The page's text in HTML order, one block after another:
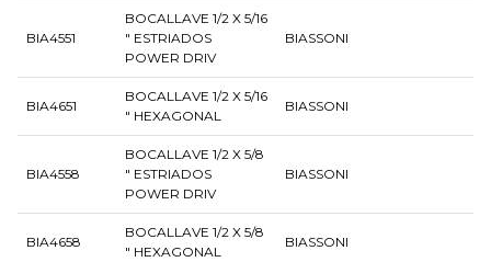
BIA4551
BOCALLAVE 1/2 X 5/16
" ESTRIADOS
POWER DRIV
BIASSONI
BIA4651
BOCALLAVE 1/2 X 5/16
" HEXAGONAL
BIASSONI
BIA4558
BOCALLAVE 1/2 X 5/8
" ESTRIADOS
POWER DRIV
BIASSONI
BIA4658
BOCALLAVE 1/2 X 5/8
" HEXAGONAL
BIASSONI